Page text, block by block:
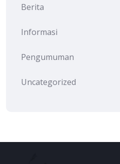
Berita
Informasi
Pengumuman
Uncategorized